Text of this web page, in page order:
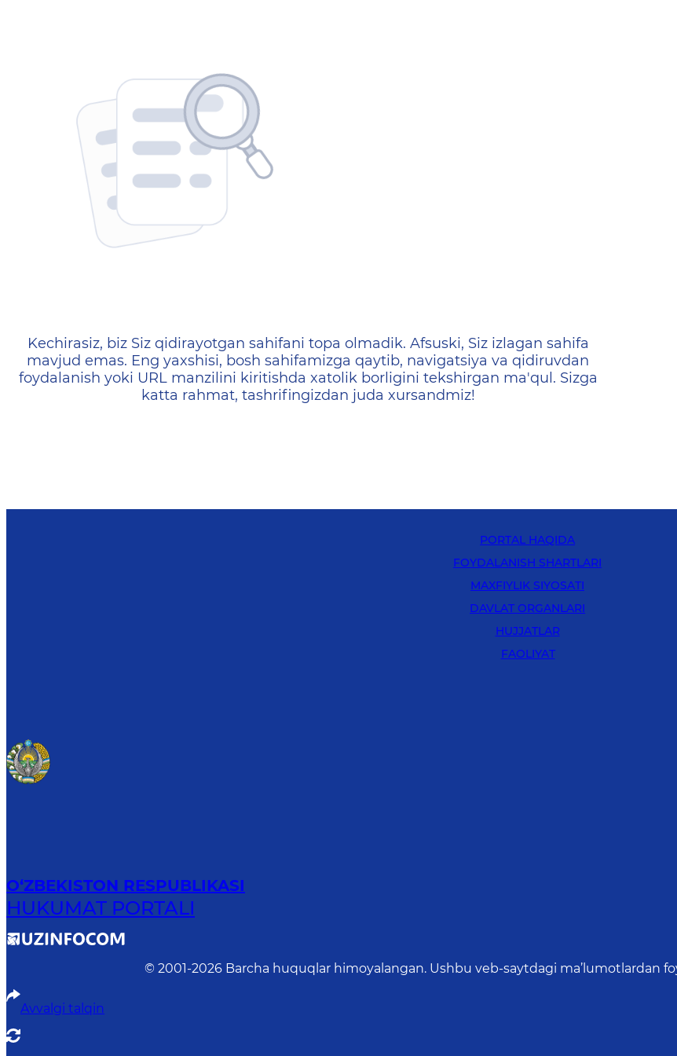
404 — Страница не найдена
Kechirasiz, biz Siz qidirayotgan sahifani topa olmadik. Afsuski, Siz izlagan sahifa
mavjud emas. Eng yaxshisi, bosh sahifamizga qaytib, navigatsiya va qidiruvdan
foydalanish yoki URL manzilini kiritishda xatolik borligini tekshirgan ma'qul. Sizga
katta rahmat, tashrifingizdan juda xursandmiz!
PORTAL HAQIDA
FOYDALANISH SHARTLARI
MAXFIYLIK SIYOSATI
DAVLAT ORGANLARI
HUJJATLAR
FAOLIYAT
O‘ZBEKISTON RESPUBLIKASI
HUKUMAT PORTALI
© 2001-2026 Barcha huquqlar himoyalangan. Ushbu veb-saytdagi ma’lumotlardan
Avvalgi talqin